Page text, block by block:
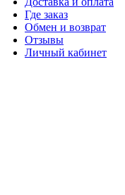
Где заказ
Обмен и возврат
Отзывы
Личный кабинет